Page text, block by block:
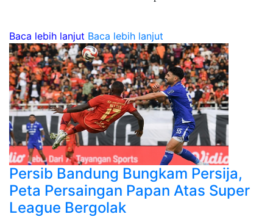
Baca lebih lanjut Baca lebih lanjut
Persib Bandung Bungkam Persija,
Peta Persaingan Papan Atas Super
League Bergolak